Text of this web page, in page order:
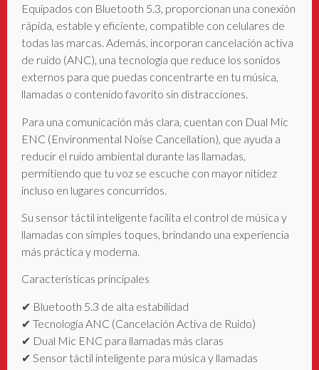
Equipados con Bluetooth 5.3, proporcionan una conexión
rápida, estable y eficiente, compatible con celulares de
todas las marcas. Además, incorporan cancelación activa
de ruido (ANC), una tecnología que reduce los sonidos
externos para que puedas concentrarte en tu música,
llamadas o contenido favorito sin distracciones.
Para una comunicación más clara, cuentan con Dual Mic
ENC (Environmental Noise Cancellation), que ayuda a
reducir el ruido ambiental durante las llamadas,
permitiendo que tu voz se escuche con mayor nitidez
incluso en lugares concurridos.
Su sensor táctil inteligente facilita el control de música y
llamadas con simples toques, brindando una experiencia
más práctica y moderna.
Características principales
✔ Bluetooth 5.3 de alta estabilidad
✔ Tecnología ANC (Cancelación Activa de Ruido)
✔ Dual Mic ENC para llamadas más claras
✔ Sensor táctil inteligente para música y llamadas